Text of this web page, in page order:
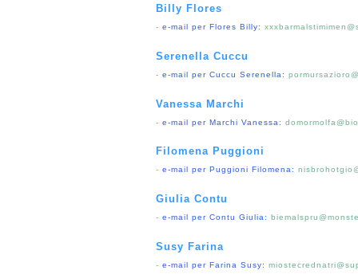
Billy Flores
- e-mail per Flores Billy:
Serenella Cuccu
- e-mail per Cuccu Serenella:
Vanessa Marchi
- e-mail per Marchi Vanessa:
Filomena Puggioni
- e-mail per Puggioni Filomena:
Giulia Contu
- e-mail per Contu Giulia:
Susy Farina
- e-mail per Farina Susy: